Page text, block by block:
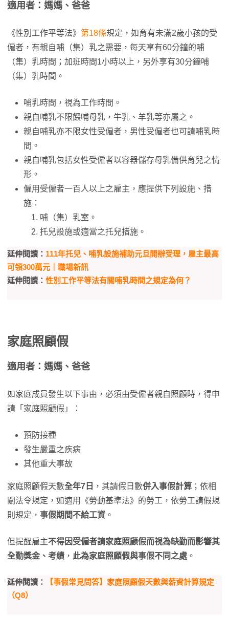
適用者：媽媽、爸爸
《性別工作平等法》 第18條規定，如育有未滿2歲小孩的受
僱者，有親自哺（集）乳之需要，每天享有60分鐘的哺
（集）乳時間；加班時間1小時以上，另外享有30分鐘哺
（集）乳時間。
哺乳時間，視為工作時間。
親自哺乳不限餵哺母乳，牛乳、羊乳等亦屬之。
親自哺乳亦不限女性受僱者，男性受僱者也可請哺乳時
間。
親自哺乳包括女性受僱者以容器儲存母乳備供育兒之情
形。
僱用受僱者一百人以上之雇主，應提供下列設施、措
施：
哺（集）乳室。
托兒設施或適當之托兒措施。
延伸閱讀： 111年托兒、哺乳設施補助元旦開辦受理，雇主最高
可領300萬元｜職場新訊
延伸閱讀： 性別工作平等法有關哺乳時間之規定為何？
家庭照顧假
適用者：媽媽、爸爸
如家庭成員發生以下事由，必須由受僱者親自照顧時，得申
請「家庭照顧假」：
預防接種
發生嚴重之疾病
其他重大事故
家庭照顧假天數全年7日 ，其請假日數併入事假計算 ；依相
關法令規定，如適用《勞動基準法》的勞工，依勞工請假規
則規定， 事假期間不給工資 。
但提醒雇主不得因受僱者請家庭照顧假而視為缺勤而影響其
全勤獎金、考績 ， 此為家庭照顧假與事假不同之處 。
延伸閱讀：
【事假常見問答】家庭照顧假天數與薪資計算規定
（Q8）